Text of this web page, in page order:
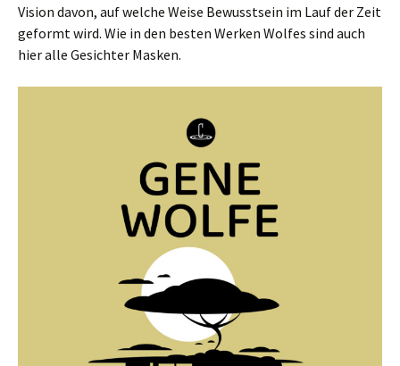
Vision davon, auf welche Weise Bewusstsein im Lauf der Zeit
geformt wird. Wie in den besten Werken Wolfes sind auch
hier alle Gesichter Masken.